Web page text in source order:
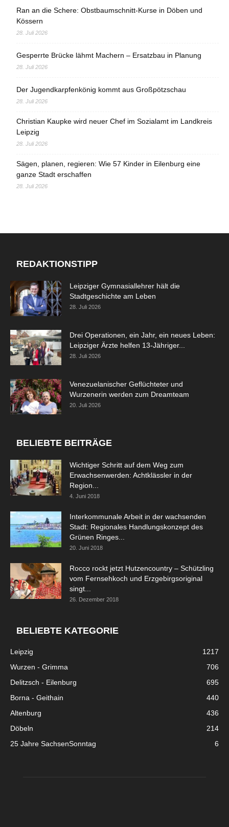
Ran an die Schere: Obstbaumschnitt-Kurse in Döben und
Kössern
28. Juli 2026
Gesperrte Brücke lähmt Machern – Ersatzbau in Planung
28. Juli 2026
Der Jugendkarpfenkönig kommt aus Großpötzschau
28. Juli 2026
Christian Kaupke wird neuer Chef im Sozialamt im Landkreis
Leipzig
28. Juli 2026
Sägen, planen, regieren: Wie 57 Kinder in Eilenburg eine
ganze Stadt erschaffen
28. Juli 2026
REDAKTIONSTIPP
Leipziger Gymnasiallehrer hält die
Stadtgeschichte am Leben
28. Juli 2026
Drei Operationen, ein Jahr, ein neues Leben:
Leipziger Ärzte helfen 13-Jähriger...
28. Juli 2026
Venezuelanischer Geflüchteter und
Wurzenerin werden zum Dreamteam
20. Juli 2026
BELIEBTE BEITRÄGE
Wichtiger Schritt auf dem Weg zum
Erwachsenwerden: Achtklässler in der
Region...
4. Juni 2018
Interkommunale Arbeit in der wachsenden
Stadt: Regionales Handlungskonzept des
Grünen Ringes...
20. Juni 2018
Rocco rockt jetzt Hutzencountry – Schützling
vom Fernsehkoch und Erzgebirgsoriginal
singt...
26. Dezember 2018
BELIEBTE KATEGORIE
Leipzig
1217
Wurzen - Grimma
706
Delitzsch - Eilenburg
695
Borna - Geithain
440
Altenburg
436
Döbeln
214
25 Jahre SachsenSonntag
6